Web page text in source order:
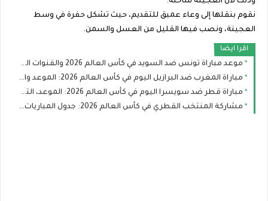
نقوم بنقلها إلى وعاء عميق للتقديم، حيث تشكل حفرة في وسط
العجينة، ونصب فيها القليل من العسل والسمن.
اقرا ايضا
موعد مباراة تونس ضد السويد في كأس العالم 2026 والقنوات الناقلة والتشكيل
مباراة المغرب ضد البرازيل اليوم في كأس العالم 2026: الموعد والقنوات الناقلة والتشكيل
مباراة قطر ضد سويسرا اليوم في كأس العالم 2026: الموعد، التشكيل، والقنوات الناقلة
مشاركة المنتخب القطري في كأس العالم 2026: جدول المباريات وفرص العنابي في التأهل